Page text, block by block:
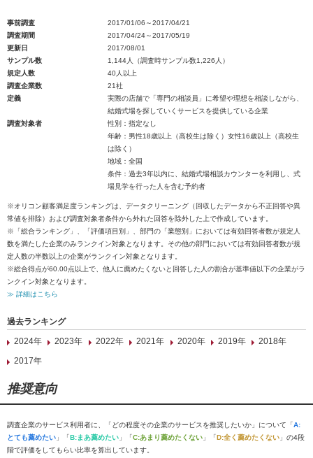
事前調査
2017/01/06～2017/04/21
調査期間
2017/04/24～2017/05/19
更新日
2017/08/01
サンプル数
1,144人（調査時サンプル数1,226人）
規定人数
40人以上
調査企業数
21社
定義
実際の店舗で「専門の相談員」に希望や理想を相談しながら、
結婚式場を探していくサービスを提供している企業
調査対象者
性別：指定なし
年齢：男性18歳以上（高校生は除く）女性16歳以上（高校生
は除く）
地域：全国
条件：過去3年以内に、結婚式場相談カウンターを利用し、式
場見学を行った人を含む予約者
※オリコン顧客満足度ランキングは、データクリーニング（回収したデータから不正回答や異
常値を排除）および調査対象者条件から外れた回答を除外した上で作成しています。
※「総合ランキング」、「評価項目別」、部門の「業態別」においては有効回答者数が規定人
数を満たした企業のみランクイン対象となります。その他の部門においては有効回答者数が規
定人数の半数以上の企業がランクイン対象となります。
※総合得点が60.00点以上で、他人に薦めたくないと回答した人の割合が基準値以下の企業がラ
ンクイン対象となります。
≫ 詳細はこちら
過去ランキング
2024年
2023年 2022年 2021年 2020年 2019年
2018年
2017年
推奨意向
調査企業のサービス利用者に、「どの程度その企業のサービスを推奨したいか」について「A:
とても薦めたい 」「B:まあ薦めたい 」「C:あまり薦めたくない 」「D:全く薦めたくない 」の4段
階で評価をしてもらい比率を算出しています。